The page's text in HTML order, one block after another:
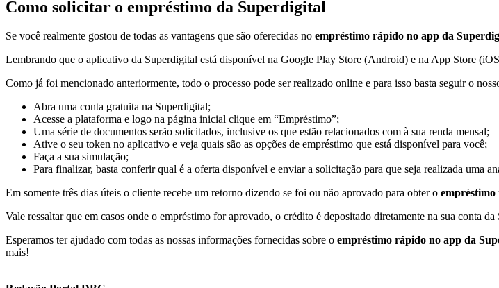
Como solicitar o empréstimo da Superdigital
Se você realmente gostou de todas as vantagens que são oferecidas no empréstimo rápido no app da
Lembrando que o aplicativo da Superdigital está disponível na Google Play Store (Android) e na App Store
Como já foi mencionado anteriormente, todo o processo pode ser realizado online e para isso basta seguir o
Abra uma conta gratuita na Superdigital;
Acesse a plataforma e logo na página inicial clique em “Empréstimo”;
Uma série de documentos serão solicitados, inclusive os que estão relacionados com à sua renda mensal;
Ative o seu token no aplicativo e veja quais são as opções de empréstimo que está disponível para você;
Faça a sua simulação;
Para finalizar, basta conferir qual é a oferta disponível e enviar a solicitação para que seja realizada uma
Em somente três dias úteis o cliente recebe um retorno dizendo se foi ou não aprovado para obter o
Vale ressaltar que em casos onde o empréstimo for aprovado, o crédito é depositado diretamente na sua conta
Esperamos ter ajudado com todas as nossas informações fornecidas sobre o empréstimo rápido no app da
mais!